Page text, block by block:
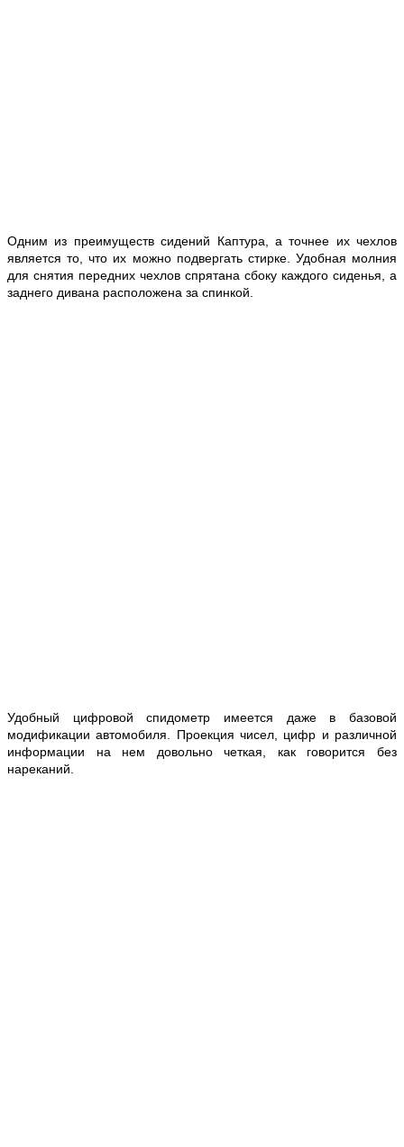
Одним из преимуществ сидений Каптура, а точнее их чехлов
является то, что их можно подвергать стирке. Удобная молния
для снятия передних чехлов спрятана сбоку каждого сиденья, а
заднего дивана расположена за спинкой.
Удобный цифровой спидометр имеется даже в базовой
модификации автомобиля. Проекция чисел, цифр и различной
информации на нем довольно четкая, как говорится без
нареканий.